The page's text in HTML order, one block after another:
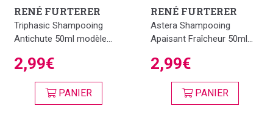
RENÉ FURTERER
Triphasic Shampooing
Antichute 50ml modèle...
2,99€
PANIER
RENÉ FURTERER
Astera Shampooing
Apaisant Fraîcheur 50ml...
2,99€
PANIER